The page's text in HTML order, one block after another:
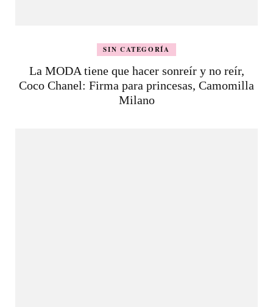
SIN CATEGORÍA
La MODA tiene que hacer sonreír y no reír,
Coco Chanel: Firma para princesas, Camomilla
Milano